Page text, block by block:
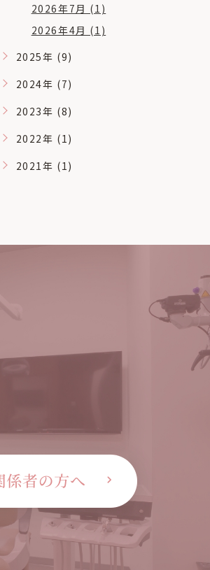
2026年7月 (1)
2026年4月 (1)
2025年 (9)
2024年 (7)
2023年 (8)
2022年 (1)
2021年 (1)